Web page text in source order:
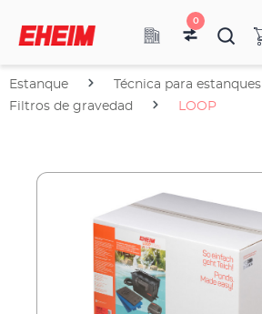
0
Estanque
Técnica para estanques
Filtros de gravedad
LOOP